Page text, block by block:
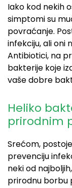
Iako kod nekih
simptomi su
povraćanje.
infekciju, ali oni
Antibiotici, na
bakterije koje
vaše dobre
Heliko
prirodnim
Srećom,
prevenciju
neki od
prirodnu borbu